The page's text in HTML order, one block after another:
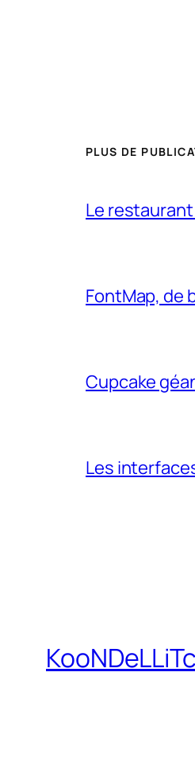
PLUS DE
Le
FontMap, de
Cupcake
Les